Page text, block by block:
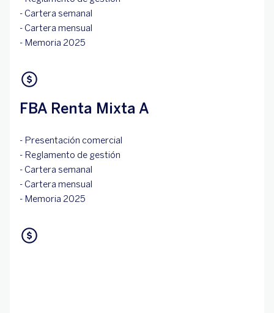
- Cartera semanal
- Cartera mensual
- Memoria 2025
FBA Renta Mixta A
- Presentación comercial
- Reglamento de gestión
- Cartera semanal
- Cartera mensual
- Memoria 2025